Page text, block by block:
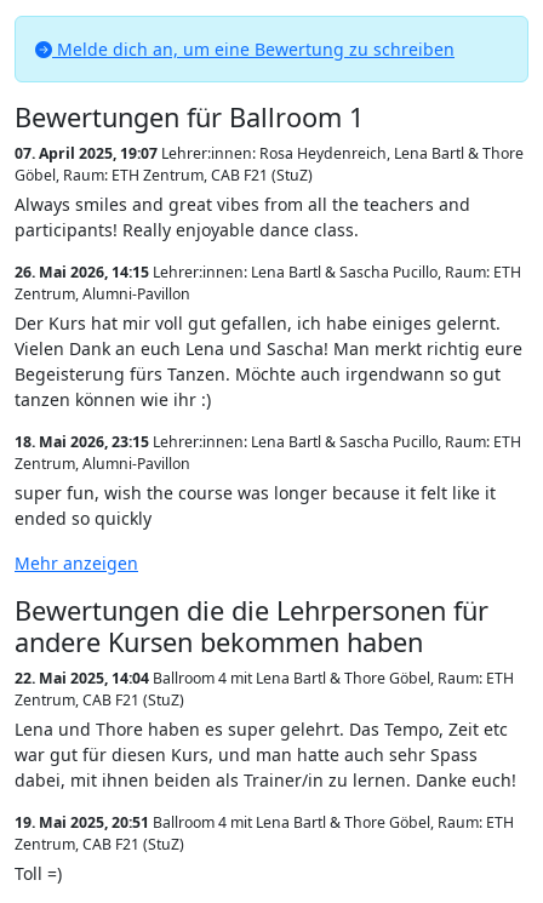
Melde dich an, um eine Bewertung zu schreiben
Bewertungen für Ballroom 1
07. April 2025, 19:07 Lehrer:innen: Rosa Heydenreich, Lena Bartl & Thore
Göbel, Raum: ETH Zentrum, CAB F21 (StuZ)
Always smiles and great vibes from all the teachers and
participants! Really enjoyable dance class.
26. Mai 2026, 14:15 Lehrer:innen: Lena Bartl & Sascha Pucillo, Raum: ETH
Zentrum, Alumni-Pavillon
Der Kurs hat mir voll gut gefallen, ich habe einiges gelernt.
Vielen Dank an euch Lena und Sascha! Man merkt richtig eure
Begeisterung fürs Tanzen. Möchte auch irgendwann so gut
tanzen können wie ihr :)
18. Mai 2026, 23:15 Lehrer:innen: Lena Bartl & Sascha Pucillo, Raum: ETH
Zentrum, Alumni-Pavillon
super fun, wish the course was longer because it felt like it
ended so quickly
Mehr anzeigen
Bewertungen die die Lehrpersonen für
andere Kursen bekommen haben
22. Mai 2025, 14:04 Ballroom 4 mit Lena Bartl & Thore Göbel, Raum: ETH
Zentrum, CAB F21 (StuZ)
Lena und Thore haben es super gelehrt. Das Tempo, Zeit etc
war gut für diesen Kurs, und man hatte auch sehr Spass
dabei, mit ihnen beiden als Trainer/in zu lernen. Danke euch!
19. Mai 2025, 20:51 Ballroom 4 mit Lena Bartl & Thore Göbel, Raum: ETH
Zentrum, CAB F21 (StuZ)
Toll =)